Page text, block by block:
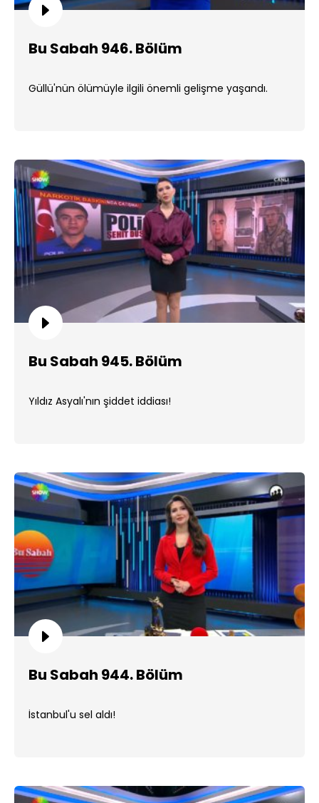
Bu Sabah 946. Bölüm
Güllü'nün ölümüyle ilgili önemli gelişme yaşandı.
Bu Sabah 945. Bölüm
Yıldız Asyalı'nın şiddet iddiası!
Bu Sabah 944. Bölüm
İstanbul'u sel aldı!